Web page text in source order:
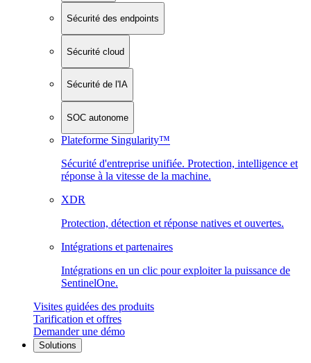
Sécurité des endpoints
Sécurité cloud
Sécurité de l'IA
SOC autonome
Plateforme Singularity™
Sécurité d'entreprise unifiée. Protection, intelligence et
réponse à la vitesse de la machine.
XDR
Protection, détection et réponse natives et ouvertes.
Intégrations et partenaires
Intégrations en un clic pour exploiter la puissance de
SentinelOne.
Visites guidées des produits
Tarification et offres
Demander une démo
Solutions